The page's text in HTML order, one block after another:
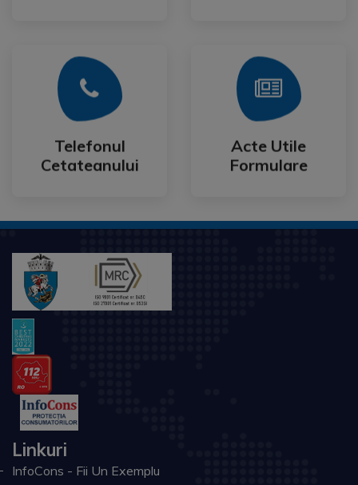
Telefonul
Cetateanului
Telefonul
Cetateanului
Mai Mult
Acte Utile
Formulare
Acte Utile
Formulare
Mai Mult
Linkuri
InfoCons - Fii Un Exemplu